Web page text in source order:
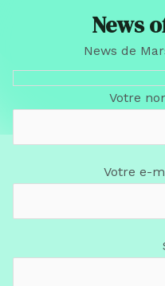
News
News de
Votre
Votre e-